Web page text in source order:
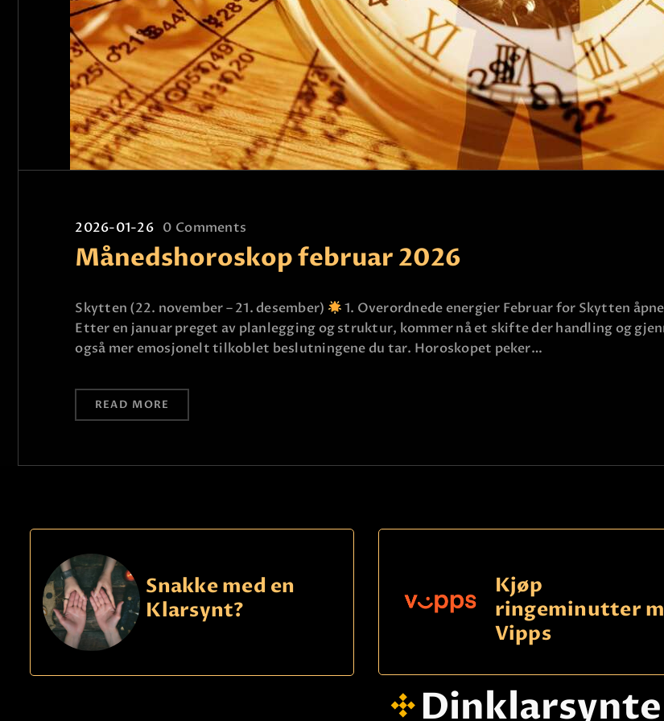
KLARSYNT
FAQ
KONTAKT OSS
2026-01-26 0 Comments
Månedshoroskop februar 2026
Skytten (22. november – 21. desember)
1. Overordnede energier Februar for Skytten
Etter en januar preget av planlegging og struktur, kommer nå et skifte der handling og
også mer emosjonelt tilkoblet beslutningene du tar. Horoskopet peker…
READ MORE
Snakke med en
Klarsynt?
Kjøp
ringeminutter
Vipps
Dinklarsynte